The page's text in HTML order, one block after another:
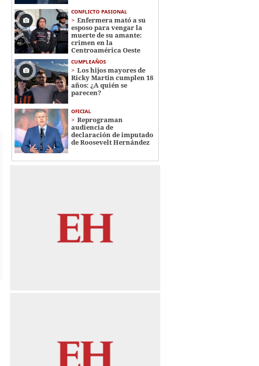
CONFLICTO PASIONAL
Enfermera mató a su
esposo para vengar la
muerte de su amante:
crimen en la
Centroamérica Oeste
CUMPLEAÑOS
Los hijos mayores de
Ricky Martin cumplen 18
años: ¿A quién se
parecen?
OFICIAL
Reprograman
audiencia de
declaración de imputado
de Roosevelt Hernández